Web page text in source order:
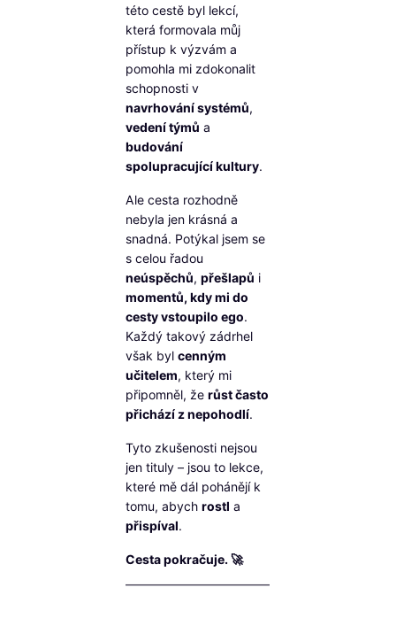
této cestě byl lekcí,
která formovala můj
přístup k výzvám a
pomohla mi zdokonalit
schopnosti v
navrhování systémů,
vedení týmů a
budování
spolupracující kultury.
Ale cesta rozhodně
nebyla jen krásná a
snadná. Potýkal jsem se
s celou řadou
neúspěchů,přešlapů i
momentů, kdy mi do
cesty vstoupilo ego.
Každý takový zádrhel
však bylcenným
učitelem, který mi
připomněl, žerůst často
přichází z nepohodlí.
Tyto zkušenosti nejsou
jen tituly – jsou to lekce,
které mě dál pohánějí k
tomu, abychrostl a
přispíval.
Cesta pokračuje. 🚀